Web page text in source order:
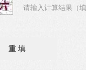
请输入计算结果（